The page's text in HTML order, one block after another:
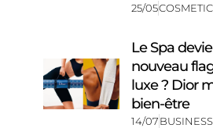
25/05
Le Spa
nouveau
luxe ? Dior
bien-être
14/07